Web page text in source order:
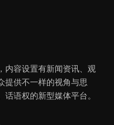
内容设置有新闻资讯、观
提供不一样的视角与思
语权的新型媒体平台。